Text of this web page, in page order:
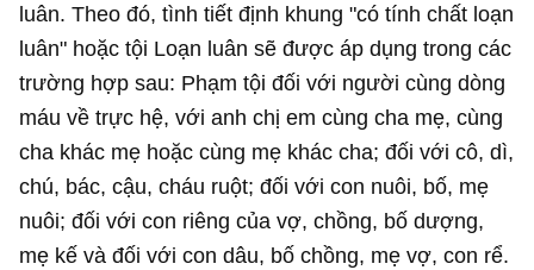
luân. Theo đó, tình tiết định khung "có tính chất loạn
luân" hoặc tội Loạn luân sẽ được áp dụng trong các
trường hợp sau: Phạm tội đối với người cùng dòng
máu về trực hệ, với anh chị em cùng cha mẹ, cùng
cha khác mẹ hoặc cùng mẹ khác cha; đối với cô, dì,
chú, bác, cậu, cháu ruột; đối với con nuôi, bố, mẹ
nuôi; đối với con riêng của vợ, chồng, bố dượng,
mẹ kế và đối với con dâu, bố chồng, mẹ vợ, con rể.